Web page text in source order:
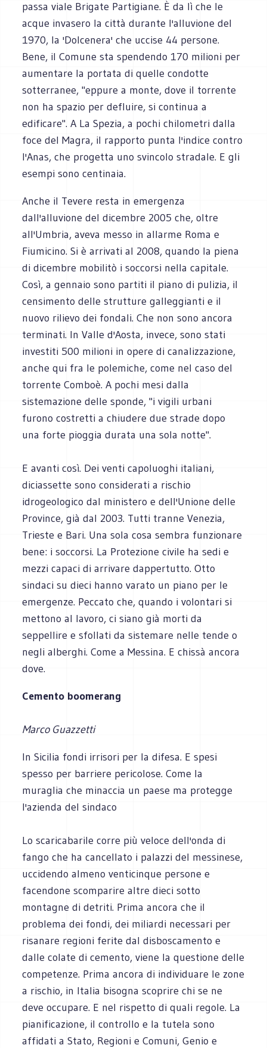
passa viale Brigate Partigiane. È da lì che le
acque invasero la città durante l'alluvione del
1970, la 'Dolcenera' che uccise 44 persone.
Bene, il Comune sta spendendo 170 milioni per
aumentare la portata di quelle condotte
sotterranee, "eppure a monte, dove il torrente
non ha spazio per defluire, si continua a
edificare". A La Spezia, a pochi chilometri dalla
foce del Magra, il rapporto punta l'indice contro
l'Anas, che progetta uno svincolo stradale. E gli
esempi sono centinaia.
Anche il Tevere resta in emergenza
dall'alluvione del dicembre 2005 che, oltre
all'Umbria, aveva messo in allarme Roma e
Fiumicino. Si è arrivati al 2008, quando la piena
di dicembre mobilitò i soccorsi nella capitale.
Così, a gennaio sono partiti il piano di pulizia, il
censimento delle strutture galleggianti e il
nuovo rilievo dei fondali. Che non sono ancora
terminati. In Valle d'Aosta, invece, sono stati
investiti 500 milioni in opere di canalizzazione,
anche qui fra le polemiche, come nel caso del
torrente Comboè. A pochi mesi dalla
sistemazione delle sponde, "i vigili urbani
furono costretti a chiudere due strade dopo
una forte pioggia durata una sola notte".
E avanti così. Dei venti capoluoghi italiani,
diciassette sono considerati a rischio
idrogeologico dal ministero e dell'Unione delle
Province, già dal 2003. Tutti tranne Venezia,
Trieste e Bari. Una sola cosa sembra funzionare
bene: i soccorsi. La Protezione civile ha sedi e
mezzi capaci di arrivare dappertutto. Otto
sindaci su dieci hanno varato un piano per le
emergenze. Peccato che, quando i volontari si
mettono al lavoro, ci siano già morti da
seppellire e sfollati da sistemare nelle tende o
negli alberghi. Come a Messina. E chissà ancora
dove.
Cemento boomerang
Marco Guazzetti
In Sicilia fondi irrisori per la difesa. E spesi
spesso per barriere pericolose. Come la
muraglia che minaccia un paese ma protegge
l'azienda del sindaco
Lo scaricabarile corre più veloce dell'onda di
fango che ha cancellato i palazzi del messinese,
uccidendo almeno venticinque persone e
facendone scomparire altre dieci sotto
montagne di detriti. Prima ancora che il
problema dei fondi, dei miliardi necessari per
risanare regioni ferite dal disboscamento e
dalle colate di cemento, viene la questione delle
competenze. Prima ancora di individuare le zone
a rischio, in Italia bisogna scoprire chi se ne
deve occupare. E nel rispetto di quali regole. La
pianificazione, il controllo e la tutela sono
affidati a Stato, Regioni e Comuni, Genio e